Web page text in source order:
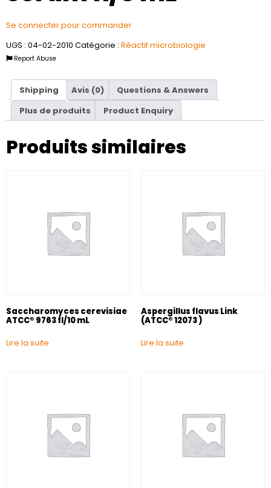
Se connecter pour commander
UGS : 04-02-2010 Catégorie : Réactif microbiologie
Report Abuse
Shipping Avis (0)
Questions & Answers
Plus de produits
Product Enquiry
Produits similaires
Saccharomyces cerevisiae
ATCC® 9763 fl/10 mL
Lire la suite
Aspergillus flavus Link
(ATCC® 12073 )
Lire la suite